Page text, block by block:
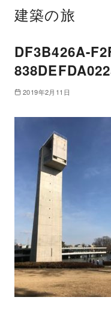
建築の旅
DF3B426A-
2019年2月11日